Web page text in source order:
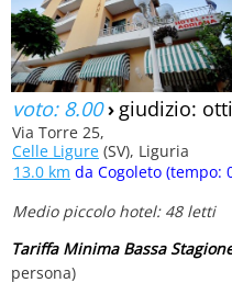
voto: 8.00› giudizio:
Via Torre 25,
Celle Ligure (SV), Liguria
13.0 km da Cogoleto (tempo:
Medio piccolo hotel: 48 letti
Tariffa Minima Bassa
persona)